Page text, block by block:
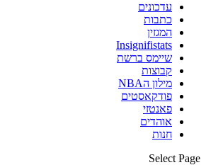
עדכונים
כתבות
המגזין
Insignifistats
שיימס ברשת
קבוצות
מילון הNBA
פודקאסטים
פאנטזי
אוהדים
חנות
Select Page